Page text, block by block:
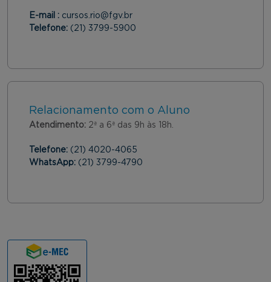
E-mail : cursos.rio@fgv.br
Telefone: (21) 3799-5900
Relacionamento com o Aluno
Atendimento: 2ª a 6ª das 9h às 18h.
Telefone: (21) 4020-4065
WhatsApp: (21) 3799-4790